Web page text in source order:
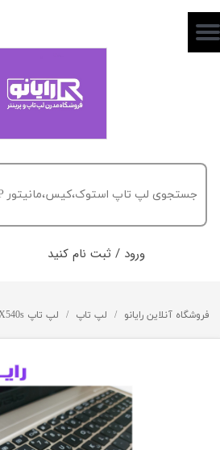
ورود / ثبت نام کنید
حساب کاربری من
خروج از حساب کاربری
فروشگاه آنلاین رایانو لپ تاپ لپ تاپ ASUS X540s